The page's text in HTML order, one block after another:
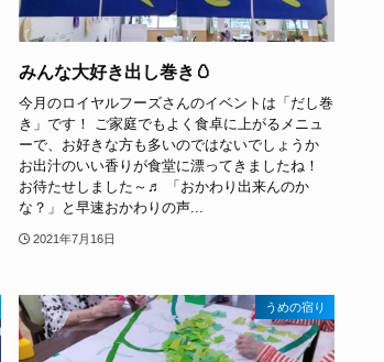
みんな大好き出し巻き🥚
今月のロイヤルフーズさんのイベントは「だし巻
き」です！ ご家庭でもよく食卓に上がるメニュ
ーで、お好きな方も多いのではないでしょうか
お出汁のいい香りが食堂に漂ってきましたね！
お待たせしました～♬ 「おかわり出来んのか
な？」と早速おかわりの声...
2021年7月16日
うめの宿り